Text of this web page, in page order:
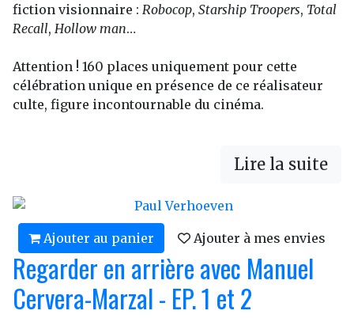
fiction visionnaire : Robocop, Starship Troopers, Total
Recall, Hollow man…
Attention ! 160 places uniquement pour cette
célébration unique en présence de ce réalisateur
culte, figure incontournable du cinéma.
Lire la suite
Ajouter au panier Ajouter à mes envies
Regarder en arrière avec Manuel
Cervera-Marzal - EP. 1 et 2